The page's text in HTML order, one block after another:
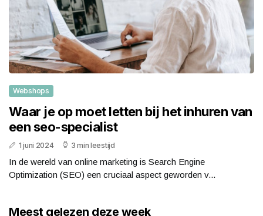
Webshops
Waar je op moet letten bij het inhuren van
een seo-specialist
1 juni 2024 3 min leestijd
In de wereld van online marketing is Search Engine
Optimization (SEO) een cruciaal aspect geworden v...
Meest gelezen deze week